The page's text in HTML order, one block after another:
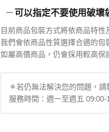
可以指定不要使用破壞
目前商品包裝方式將依商品特
我們會依商品性質選擇合適的包
如屬高價商品，仍會採用較高保
＊若仍無法解決您的問題，
服務時間：週一至週五 09:00-